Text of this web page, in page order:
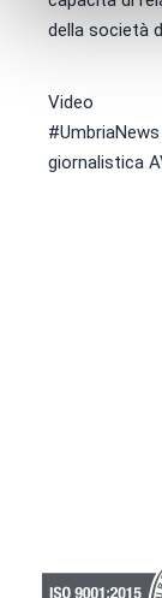
della società
Video
#UmbriaNews
giornalistica